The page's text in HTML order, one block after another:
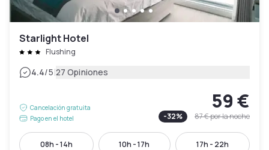
Starlight Hotel
Flushing
4.4/5|27 Opiniones
Cancelación gratuita
Pago en el hotel
59 €
-32% 87 €por la noche
08h - 14h 10h - 17h 17h - 22h